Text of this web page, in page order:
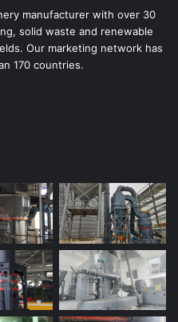
manufacturer with over 30
solid waste and renewable
Our marketing network has
170 countries.